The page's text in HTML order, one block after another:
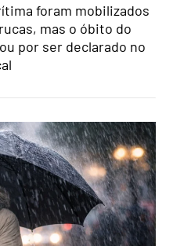
foram mobilizados
mas o óbito do
por ser declarado no